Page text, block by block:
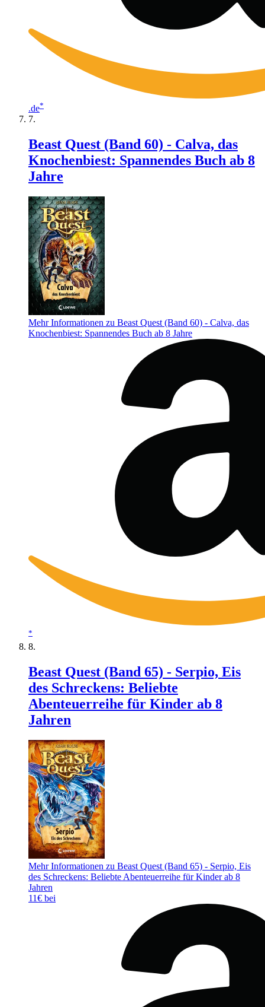
.de*
Beast Quest (Band 60) - Calva, das
Knochenbiest: Spannendes Buch ab 8
Jahre
Mehr Informationen zu Beast Quest (Band 60) - Calva, das
Knochenbiest: Spannendes Buch ab 8 Jahre
*
Beast Quest (Band 65) - Serpio, Eis
des Schreckens: Beliebte
Abenteuerreihe für Kinder ab 8
Jahren
Mehr Informationen zu Beast Quest (Band 65) - Serpio, Eis
des Schreckens: Beliebte Abenteuerreihe für Kinder ab 8
Jahren
11€ bei